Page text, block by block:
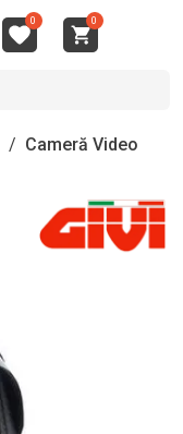
0 0
/ Cameră Video